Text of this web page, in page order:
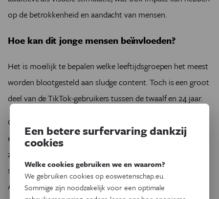
op de betrokkenheid en aandacht van mensen.
Hoe kan dit jonge mensen beïnvloeden?
Het is moeilijk te bepalen welke leeftijdsgroepen het meest
worden blootgesteld aan sludge content. Toch is een groot
deel van de TikTok-gebruikers tussen de twaalf en 24 jaar.
Onderzoekers zijn nog steeds druk in discussie over de
effecten van sludge content op de cognitieve ontwikkeling,
zegt Moreno. Sommige onderzoekers menen dat dit te veel
stimulatie is voor mensen met hersenen in ontwikkeling.
Als jonge mensen de hele dag achter elkaar naar sludge
Een betere surfervaring dankzij
cookies
Welke cookies gebruiken we en waarom?
We gebruiken cookies op eoswetenschap.eu.
Sommige zijn noodzakelijk voor een optimale